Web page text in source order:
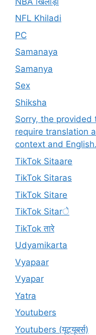
NFL Khiladi
PC
Samanaya
Samanya
Sex
Shiksha
Sorry, the
require translation
context and English.
TikTok Sitaare
TikTok Sitaras
TikTok Sitare
TikTok Sitarे
TikTok तारे
Udyamikarta
Vyapaar
Vyapar
Yatra
Youtubers
Youtubers (यूट्यूबर्स)